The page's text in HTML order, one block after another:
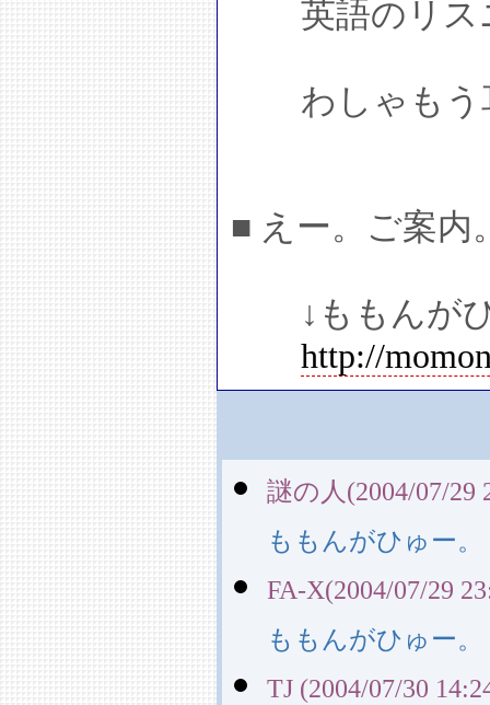
英語のリス
わしゃもう
■ えー。ご案内
↓ももんがひ
http://
謎の人(2004/07/29
ももんがひゅー。
FA-X(2004/07/29
ももんがひゅー。
TJ (2004/07/30